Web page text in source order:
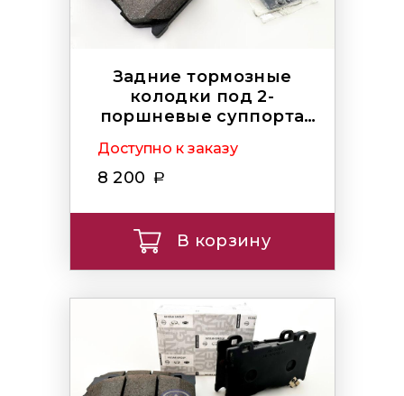
Задние тормозные
колодки под 2-
поршневые суппорта
Доступно к заказу
8 200
В корзину